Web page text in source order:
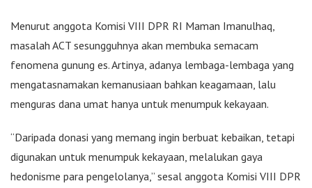
Menurut anggota Komisi VIII DPR RI Maman Imanulhaq,
masalah ACT sesungguhnya akan membuka semacam
fenomena gunung es. Artinya, adanya lembaga-lembaga yang
mengatasnamakan kemanusiaan bahkan keagamaan, lalu
menguras dana umat hanya untuk menumpuk kekayaan.
“Daripada donasi yang memang ingin berbuat kebaikan, tetapi
digunakan untuk menumpuk kekayaan, melalukan gaya
hedonisme para pengelolanya,” sesal anggota Komisi VIII DPR